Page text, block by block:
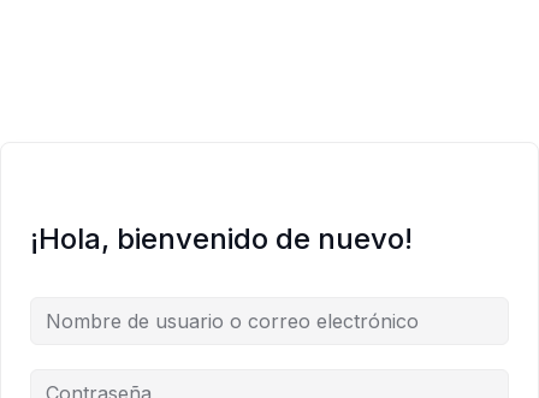
¡Hola, bienvenido de nuevo!